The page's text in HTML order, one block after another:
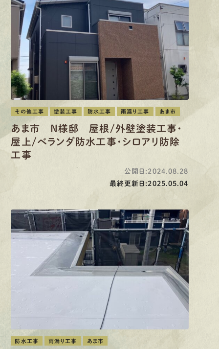
その他工事 塗装工事 防水工事 雨漏り工事 あま市
あま市 N様邸 屋根/外壁塗装工事・
屋上/ベランダ防水工事・シロアリ防除
工事
公開日:2024.08.28
最終更新日:2025.05.04
防水工事 雨漏り工事 あま市